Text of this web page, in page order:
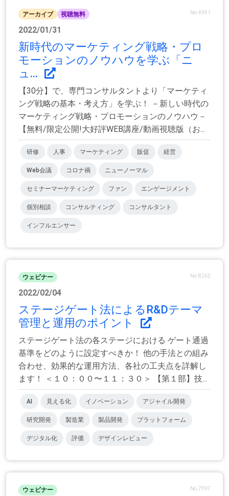
アーカイブ 視聴無料 No.4951
2022/01/31
新時代のマーケティング戦略・プロ
モーションのノウハウを学ぶ「ニ
ュ...
【30分】で、専門コンサルタントより「マーケティ
ング戦略の基本・考え方」を学ぶ！ －新しい時代の
マーケティング戦略・プロモーションのノウハウ－
【無料/限定公開!大好評WEB講座/動画視聴版（お...
研修 人事 マーケティング 販促 経営
Web会議 コロナ禍 ニューノーマル
セミナーマーケティング ファン エンゲージメント
個別相談 コンサルティング コンサルタント
インフルエンサー
ウェビナー No.8262
2022/02/04
ステージゲート法によるR&Dテーマ
管理と運用のポイント
ステージゲート法の各ステージにおける ゲート通過
基準をどのように設定すべきか！ 他の手法との組み
合わせ、効果的な運用方法、各社の工夫点を詳解し
ます！ ＜１０：００〜１１：３０＞ 【第１部】技...
AI 見える化 イノベーション アジャイル開発
研究開発 製造業 製品開発 プラットフォーム
デジタル化 評価 デザインレビュー
ウェビナー No.7397